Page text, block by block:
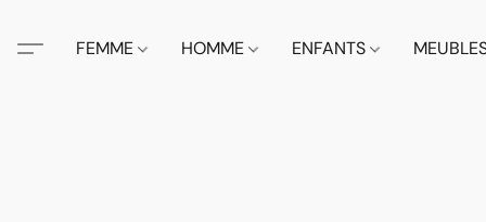
FEMME HOMME ENFANTS